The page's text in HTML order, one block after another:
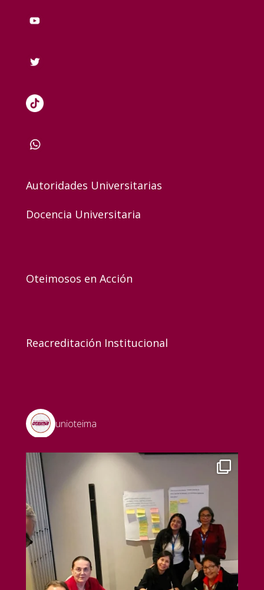
Autoridades Universitarias
Docencia Universitaria
Oteimosos en Acción
Reacreditación Institucional
unioteima